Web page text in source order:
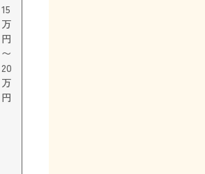
15
万
円
〜
20
万
円